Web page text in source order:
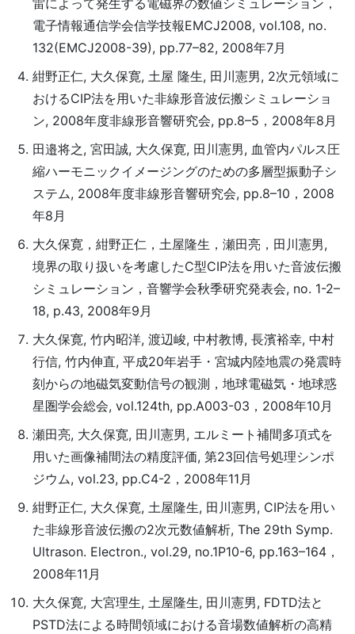
雷によって発生する電磁界の数値シミュレーション，
電子情報通信学会信学技報EMCJ2008, vol.108, no.
132(EMCJ2008-39), pp.77–82, 2008年7月
紺野正仁, 大久保寛, 土屋 隆生, 田川憲男, 2次元領域に
おけるCIP法を用いた非線形音波伝搬シミュレーショ
ン, 2008年度非線形音響研究会, pp.8–5，2008年8月
田邉将之, 宮田誠, 大久保寛, 田川憲男, 血管内パルス圧
縮ハーモニックイメージングのための多層型振動子シ
ステム, 2008年度非線形音響研究会, pp.8–10，2008
年8月
大久保寛，紺野正仁，土屋隆生，瀬田亮，田川憲男,
境界の取り扱いを考慮したC型CIP法を用いた音波伝搬
シミュレーション，音響学会秋季研究発表会, no. 1-2–
18, p.43, 2008年9月
大久保寛, 竹内昭洋, 渡辺峻, 中村教博, 長濱裕幸, 中村
行信, 竹内伸直, 平成20年岩手・宮城内陸地震の発震時
刻からの地磁気変動信号の観測，地球電磁気・地球惑
星圏学会総会, vol.124th, pp.A003-03，2008年10月
瀬田亮, 大久保寛, 田川憲男, エルミート補間多項式を
用いた画像補間法の精度評価, 第23回信号処理シンポ
ジウム, vol.23, pp.C4-2，2008年11月
紺野正仁, 大久保寛, 土屋隆生, 田川憲男, CIP法を用い
た非線形音波伝搬の2次元数値解析, The 29th Symp.
Ultrason. Electron., vol.29, no.1P10-6, pp.163–164，
2008年11月
大久保寛, 大宮理生, 土屋隆生, 田川憲男, FDTD法と
PSTD法による時間領域における音場数値解析の高精